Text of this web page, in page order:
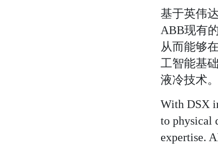
基于英伟
ABB现有
从而能够
工智能基
液冷技术
With DSX
to physical
expertise.